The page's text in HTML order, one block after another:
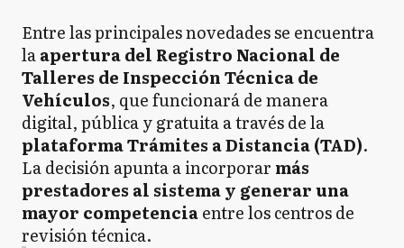
Entre las principales novedades se encuentra
laapertura del Registro Nacional de
Talleres de Inspección Técnica de
Vehículos, que funcionará de manera
digital, pública y gratuita a través de la
plataforma Trámites a Distancia (TAD).
La decisión apunta a incorporar más
prestadores al sistema y generar una
mayor competenciaentre los centros de
revisión técnica.